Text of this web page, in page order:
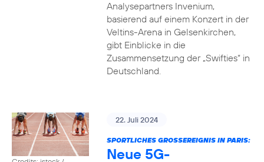
Analysepartners Invenium,
basierend auf einem Konzert in der
Veltins-Arena in Gelsenkirchen,
gibt Einblicke in die
Zusammensetzung der „Swifties“ in
Deutschland.
22. Juli 2024
SPORTLICHES GROSSEREIGNIS IN PARIS:
Neue 5G-